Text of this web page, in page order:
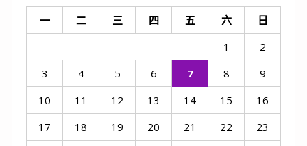
一 二 三 四 五 六
日
1
2
3
4 5 6 7 8
9
10
11 12 13 14 15
16
17
18 19 20 21 22
23